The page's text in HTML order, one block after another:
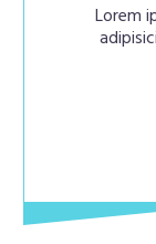
Lorem